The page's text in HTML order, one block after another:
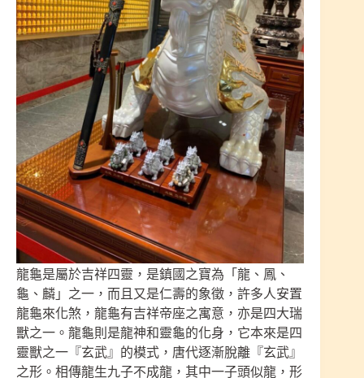
龍龜是屬於吉祥四靈，是鎮國之寶為「龍、鳳、
龜、麟」之一，而且又是仁壽的象徵，許多人安置
龍龜來化煞，龍龜有吉祥帝座之寓意，亦是四大瑞
獸之一。龍龜則是龍神和靈龜的化身，它本來是四
靈獸之一『玄武』的模式，唐代逐漸脫離『玄武』
之形。相傳龍生九子不成龍，其中一子頭似龍，形